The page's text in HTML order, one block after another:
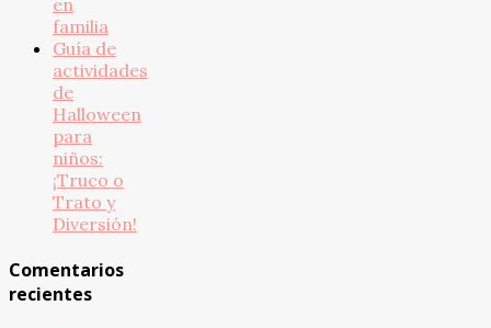
familia
Guía de
actividades
de
Halloween
para
niños:
¡Truco o
Trato y
Diversión!
Comentarios
recientes